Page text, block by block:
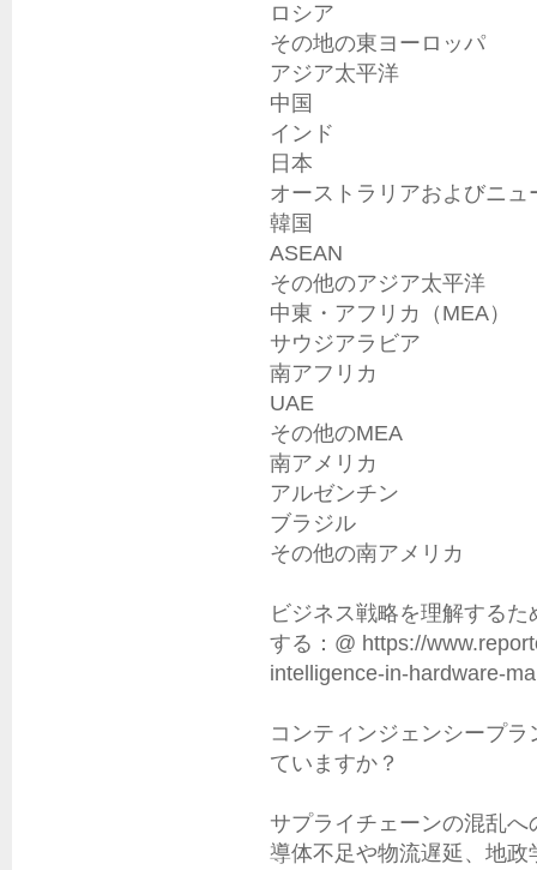
ロシア
その地の東ヨーロッパ
アジア太平洋
中国
インド
日本
オーストラリアおよびニュ
韓国
ASEAN
その他のアジア太平洋
中東・アフリカ（MEA）
サウジアラビア
南アフリカ
UAE
その他のMEA
南アメリカ
アルゼンチン
ブラジル
その他の南アメリカ
ビジネス戦略を理解する
する：@ https://
intelligence-in-hardware-
コンティンジェンシープ
ていますか？
サプライチェーンの混乱
導体不足や物流遅延、地